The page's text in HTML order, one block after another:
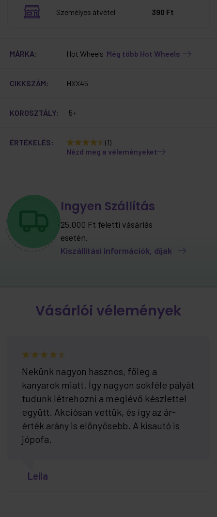
Személyes átvétel 390 Ft
MÁRKA: Hot Wheels Még több Hot Wheels
CIKKSZÁM: HXX45
KOROSZTÁLY: 5+
ÉRTÉKELÉS:
(1)
Nézd meg a véleményeket
Ingyen Szállítás
25.000 Ft feletti vásárlás
esetén.
Kiszállítási információk, díjak
Vásárlói vélemények
Nekünk nagyon hasznos, főleg a
kanyarok miatt. Így nagyon sokféle pályát
tudunk létrehozni a meglévő készlettel
együtt. Akciósan vettük, és így az ár-
érték arány is előnyösebb. A kisautó is
jópofa.
Leila